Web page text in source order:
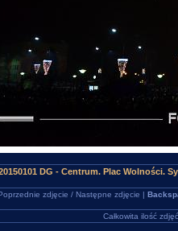
DG - Centrum. Plac Wolności.
zdjęcie / Następne zdjęcie |
Całkowita ilość